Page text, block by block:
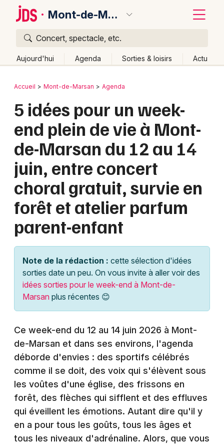
Mont-de-Marsan
Concert, spectacle, etc.
Aujourd'hui Agenda Sorties & loisirs Actu
Publier un événement
Grands événements
Activité & Expérience
Manifestations
Foires & salons
Spectacles
Concerts
Sports
Sorties famille
Sorties & loisirs
Agenda dans les Landes
Agenda en Aquitaine
Bordeaux
Colmar
Lille
Lyon
Marseille
Mulhouse
Montpellier
Nantes
Nice
Paris
Strasbourg
Toulouse
Toutes les villes
Retour
Accueil Mont-de-Marsan Agenda
5 idées pour un week-
end plein de vie à Mont-
de-Marsan du 12 au 14
juin, entre concert
choral gratuit, survie en
forêt et atelier parfum
parent-enfant
Note de la rédaction : cette sélection d'idées
sorties date un peu. On vous invite à aller voir des
idées sorties pour le week-end à Mont-de-
Marsan plus récentes 😊
Ce week-end du 12 au 14 juin 2026 à Mont-
de-Marsan et dans ses environs, l'agenda
déborde d'envies : des sportifs célébrés
comme il se doit, des voix qui s'élèvent sous
les voûtes d'une église, des frissons en
forêt, des flèches qui sifflent et des effluves
qui éveillent les émotions. Autant dire qu'il y
en a pour tous les goûts, tous les âges et
tous les niveaux d'adrénaline. Alors, que vous
Quoi ?
Où ?
Partout
Près de moi Changer de lieu
Quand ?
Effacer les dates
Aujourd'hui
Demain Ce week-end Autre